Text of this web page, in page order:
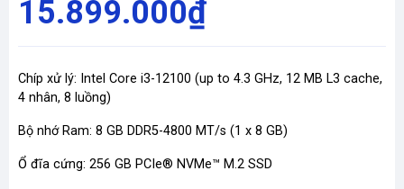
15.899.000₫
Chíp xử lý: Intel Core i3-12100 (up to 4.3 GHz, 12 MB L3 cache,
4 nhân, 8 luồng)
Bộ nhớ Ram: 8 GB DDR5-4800 MT/s (1 x 8 GB)
Ổ đĩa cứng: 256 GB PCIe® NVMe™ M.2 SSD